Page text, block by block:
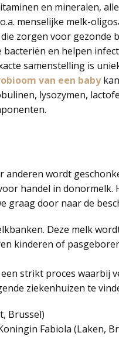
en mineralen,
menselijke melk-
zorgen voor gezonde
en helpen
samenstelling is
van een baby
lysozymen,
wordt
handel in
graag door naar de
Deze melk
kinderen of
strikt proces waarbij
ziekenhuizen te
Brussel)
Fabiola (Laken,